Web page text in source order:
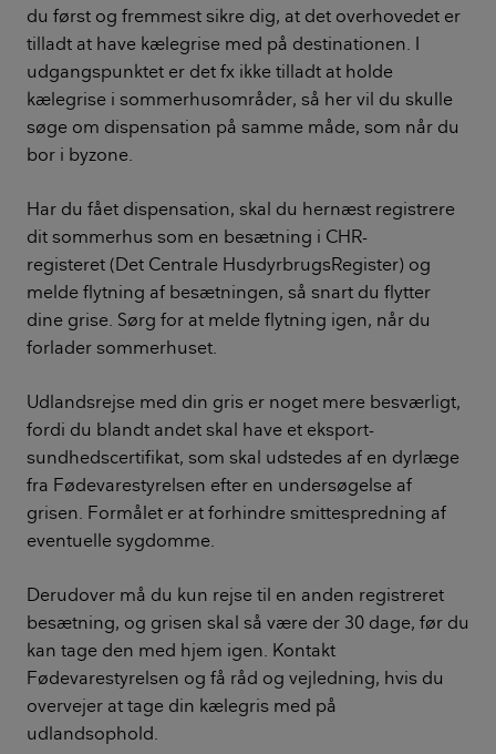
du først og fremmest sikre dig, at det overhovedet er
tilladt at have kælegrise med på destinationen. I
udgangspunktet er det fx ikke tilladt at holde
kælegrise i sommerhusområder, så her vil du skulle
søge om dispensation på samme måde, som når du
bor i byzone.
Har du fået dispensation, skal du hernæst registrere
dit sommerhus som en besætning i CHR-
registeret (Det Centrale HusdyrbrugsRegister) og
melde flytning af besætningen, så snart du flytter
dine grise. Sørg for at melde flytning igen, når du
forlader sommerhuset.
Udlandsrejse med din gris er noget mere besværligt,
fordi du blandt andet skal have et eksport-
sundhedscertifikat, som skal udstedes af en dyrlæge
fra Fødevarestyrelsen efter en undersøgelse af
grisen. Formålet er at forhindre smittespredning af
eventuelle sygdomme.
Derudover må du kun rejse til en anden registreret
besætning, og grisen skal så være der 30 dage, før du
kan tage den med hjem igen. Kontakt
Fødevarestyrelsen og få råd og vejledning, hvis du
overvejer at tage din kælegris med på
udlandsophold.